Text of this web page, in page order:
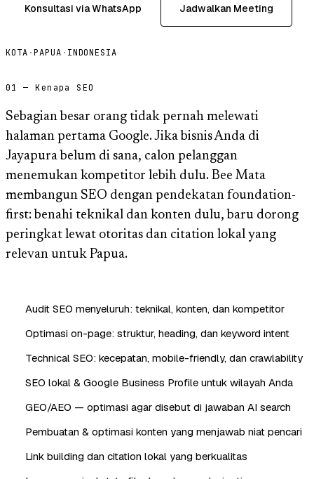
Konsultasi via WhatsApp Jadwalkan Meeting
KOTA ·PAPUA · INDONESIA
01 — Kenapa SEO
Sebagian besar orang tidak pernah melewati
halaman pertama Google. Jika bisnis Anda di
Jayapura belum di sana, calon pelanggan
menemukan kompetitor lebih dulu. Bee Mata
membangun SEO dengan pendekatan foundation-
first: benahi teknikal dan konten dulu, baru dorong
peringkat lewat otoritas dan citation lokal yang
relevan untuk Papua.
Audit SEO menyeluruh: teknikal, konten, dan kompetitor
Optimasi on-page: struktur, heading, dan keyword intent
Technical SEO: kecepatan, mobile-friendly, dan crawlability
SEO lokal & Google Business Profile untuk wilayah Anda
GEO/AEO — optimasi agar disebut di jawaban AI search
Pembuatan & optimasi konten yang menjawab niat pencari
Link building dan citation lokal yang berkualitas